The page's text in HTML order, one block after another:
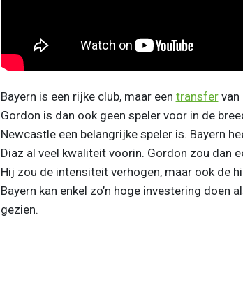
Bayern is een rijke club, maar een transfervan
Gordon is dan ook geen speler voor in de
Newcastle een belangrijke speler is. Bayern
Diaz al veel kwaliteit voorin. Gordon zou dan
Hij zou de intensiteit verhogen, maar ook de
Bayern kan enkel zo’n hoge investering doen
gezien.